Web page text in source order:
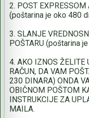
2. POST
(poštarina je oko 480
3. SLANJE
POŠTARU (poštarina
4. AKO IZNOS ŽELITE
RAČUN, DA VAM
230 DINARA) ONDA
OBIČNOM POŠTOM
INSTRUKCIJE ZA
MAILA.